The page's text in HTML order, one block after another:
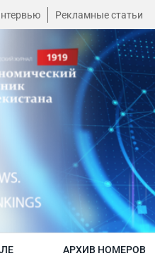
Рекламные статьи
АРХИВ НОМЕРОВ